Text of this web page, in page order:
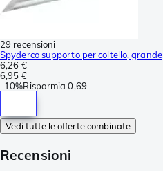
29 recensioni
Spyderco supporto per coltello, grande
6,26 €
6,95 €
-10%Risparmia 0,69
Vedi tutte le offerte combinate
Recensioni